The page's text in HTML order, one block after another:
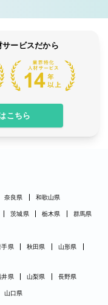
サービスだから
こちら
奈良県 和歌山県
茨城県 栃木県 群馬県
手県 秋田県
山形県
井県 山梨県 長野県
山口県